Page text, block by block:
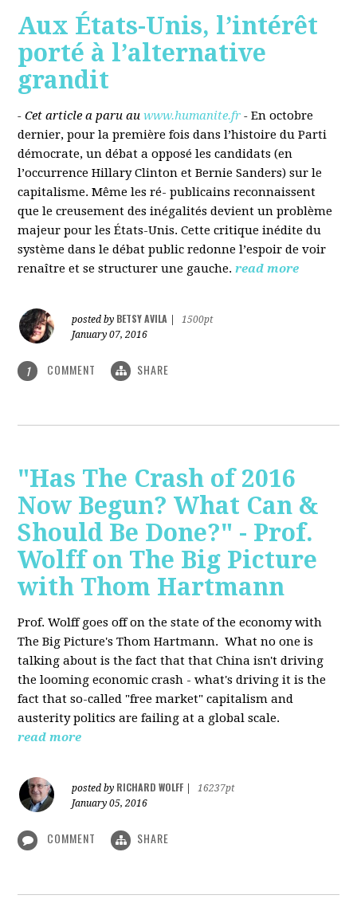
Aux États-Unis, l’intérêt
porté à l’alternative
grandit
- Cet article a paru au www.humanite.fr - En octobre
dernier, pour la première fois dans l’histoire du Parti
démocrate, un débat a opposé les candidats (en
l’occurrence Hillary Clinton et Bernie Sanders) sur le
capitalisme. Même les ré- publicains reconnaissent
que le creusement des inégalités devient un problème
majeur pour les États-Unis. Cette critique inédite du
système dans le débat public redonne l’espoir de voir
renaître et se structurer une gauche. read more
posted by BETSY AVILA
1500pt
January 07, 2016
1 COMMENT SHARE
"Has The Crash of 2016
Now Begun? What Can &
Should Be Done?" - Prof.
Wolff on The Big Picture
with Thom Hartmann
Prof. Wolff goes off on the state of the economy with
The Big Picture's Thom Hartmann. What no one is
talking about is the fact that that China isn't driving
the looming economic crash - what's driving it is the
fact that so-called "free market" capitalism and
austerity politics are failing at a global scale.
read more
posted by RICHARD WOLFF
16237pt
January 05, 2016
COMMENT SHARE